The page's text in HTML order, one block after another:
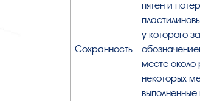
Сохранность
пятен и
у которого
месте
некоторых